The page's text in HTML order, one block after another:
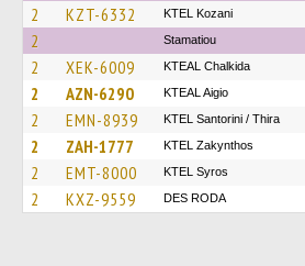
2 KZT-6332 ΚΤΕL Kozani
2 Stamatiou
2 XEK-6009 KTEAL Chalkida
2 AZN-6290 KTEAL Aigio
2 EMN-8939 KTEL Santorini / Thira
2 ZAH-1777 KTEL Zakynthos
2 EMT-8000 KTEL Syros
2 KXZ-9559 DES RODA